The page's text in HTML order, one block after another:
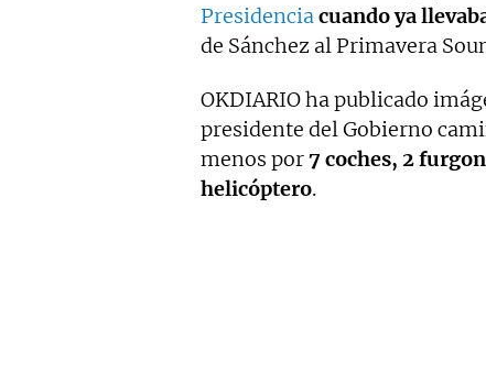
Presidencia cuando ya
de Sánchez al Primavera
OKDIARIO ha publicado
presidente del Gobierno
menos por7 coches, 2
helicóptero.